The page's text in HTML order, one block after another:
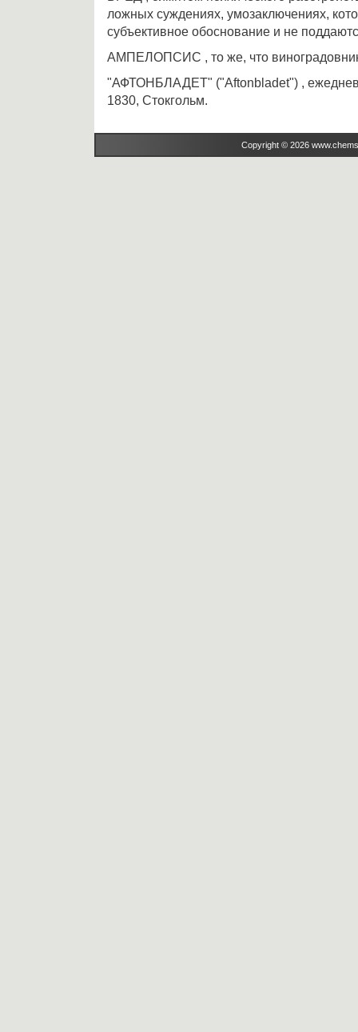
ложных суждениях, умозаключениях,
субъективное обоснование и не
АМПЕЛОПСИС , то же, что
"АФТОНБЛАДЕТ" ("Aftonbladet") ,
1830, Стокгольм.
Copyright © 2026